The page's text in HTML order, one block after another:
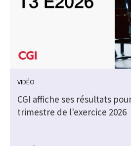
VIDÉO
CGI affiche ses résultats
trimestre de l'exercice 2026